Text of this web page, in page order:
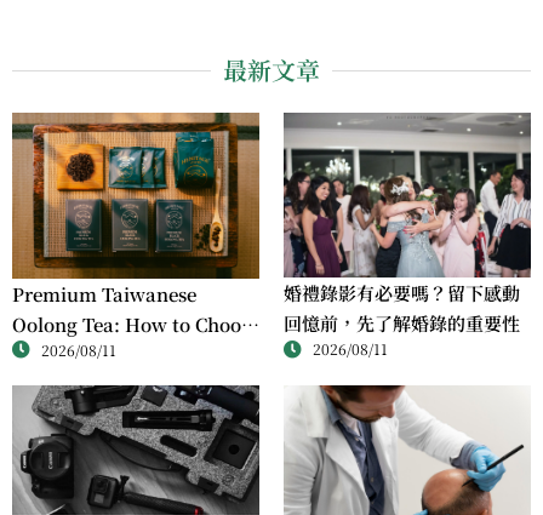
最新文章
Premium Taiwanese
Oolong Tea: How to Choose
High-Quality Loose Leaf
Tea
2026/08/11
婚禮錄影有必要嗎？留下感動
回憶前，先了解婚錄的重要性
2026/08/11